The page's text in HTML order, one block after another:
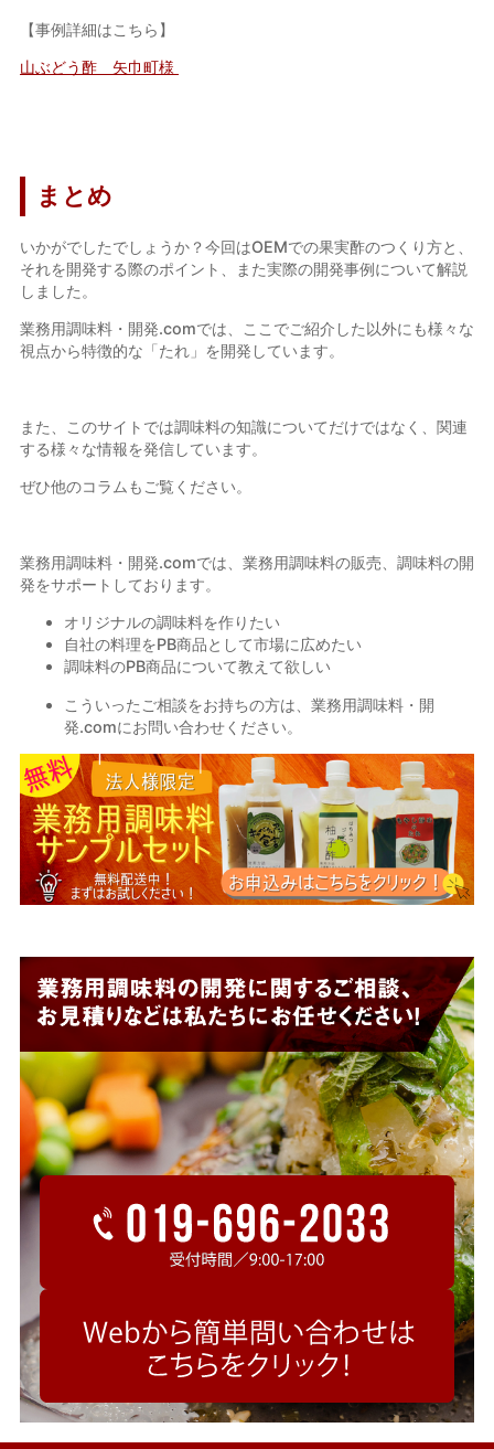
【事例詳細はこちら】
山ぶどう酢 矢巾町様
まとめ
いかがでしたでしょうか？今回はOEMでの果実酢のつくり方と、
それを開発する際のポイント、また実際の開発事例について解説
しました。
業務用調味料・開発.comでは、ここでご紹介した以外にも様々な
視点から特徴的な「たれ」を開発しています。
また、このサイトでは調味料の知識についてだけではなく、関連
する様々な情報を発信しています。
ぜひ他のコラムもご覧ください。
業務用調味料・開発.comでは、業務用調味料の販売、調味料の開
発をサポートしております。
オリジナルの調味料を作りたい
自社の料理をPB商品として市場に広めたい
調味料のPB商品について教えて欲しい
こういったご相談をお持ちの方は、業務用調味料・開
発.comにお問い合わせください。